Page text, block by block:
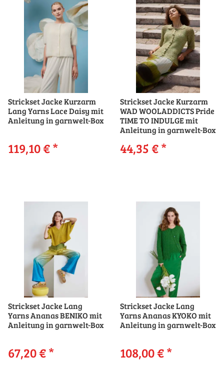
Strickset Jacke Kurzarm
Lang Yarns Lace Daisy mit
Anleitung in garnwelt-Box
119,10 €*
Strickset Jacke Kurzarm
WAD WOOLADDICTS Pride
TIME TO INDULGE mit
Anleitung in garnwelt-Box
44,35 €*
Strickset Jacke Lang
Yarns Ananas BENIKO mit
Anleitung in garnwelt-Box
67,20 €*
Strickset Jacke Lang
Yarns Ananas KYOKO mit
Anleitung in garnwelt-Box
108,00 €*